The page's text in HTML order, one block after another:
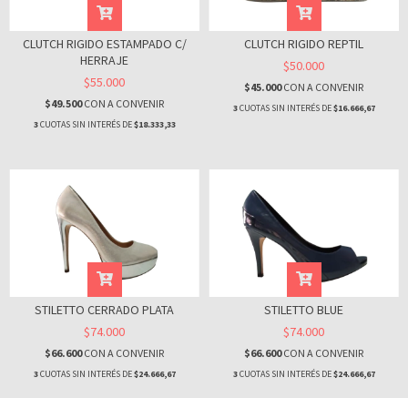
CLUTCH RIGIDO ESTAMPADO C/
HERRAJE
$55.000
$49.500CON A CONVENIR
3CUOTAS SIN INTERÉS DE$18.333,33
CLUTCH RIGIDO REPTIL
$50.000
$45.000CON A CONVENIR
3CUOTAS SIN INTERÉS DE$16.666,67
STILETTO CERRADO PLATA
$74.000
$66.600CON A CONVENIR
3CUOTAS SIN INTERÉS DE$24.666,67
STILETTO BLUE
$74.000
$66.600CON A CONVENIR
3CUOTAS SIN INTERÉS DE$24.666,67